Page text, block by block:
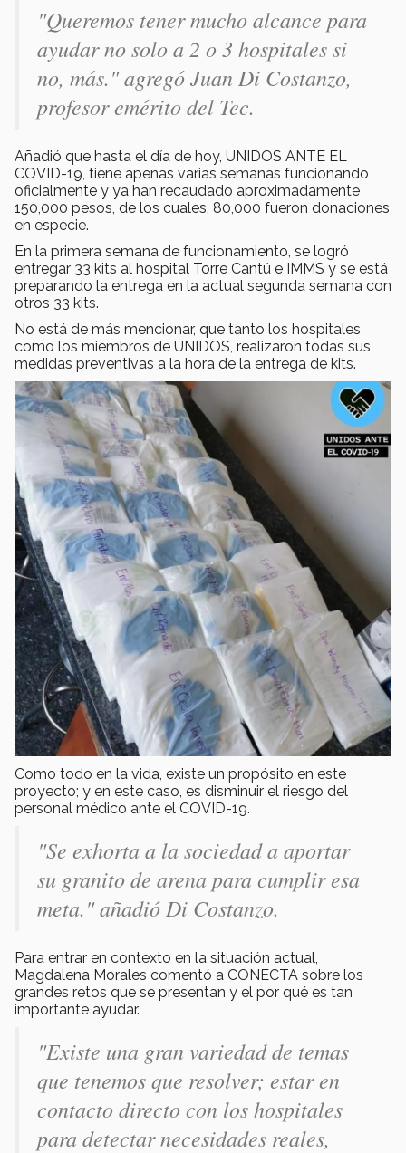
"Queremos tener mucho alcance para
ayudar no solo a 2 o 3 hospitales si
no, más." agregó Juan Di Costanzo,
profesor emérito del Tec.
Añadió que hasta el día de hoy, UNIDOS ANTE EL
COVID-19, tiene apenas varias semanas funcionando
oficialmente y ya han recaudado aproximadamente
150,000 pesos, de los cuales, 80,000 fueron donaciones
en especie.
En la primera semana de funcionamiento, se logró
entregar 33 kits al hospital Torre Cantú e IMMS y se está
preparando la entrega en la actual segunda semana con
otros 33 kits.
No está de más mencionar, que tanto los hospitales
como los miembros de UNIDOS, realizaron todas sus
medidas preventivas a la hora de la entrega de kits.
Como todo en la vida, existe un propósito en este
proyecto; y en este caso, es disminuir el riesgo del
personal médico ante el COVID-19.
"Se exhorta a la sociedad a aportar
su granito de arena para cumplir esa
meta." añadió Di Costanzo.
Para entrar en contexto en la situación actual,
Magdalena Morales comentó a CONECTA sobre los
grandes retos que se presentan y el por qué es tan
importante ayudar.
"Existe una gran variedad de temas
que tenemos que resolver; estar en
contacto directo con los hospitales
para detectar necesidades reales,